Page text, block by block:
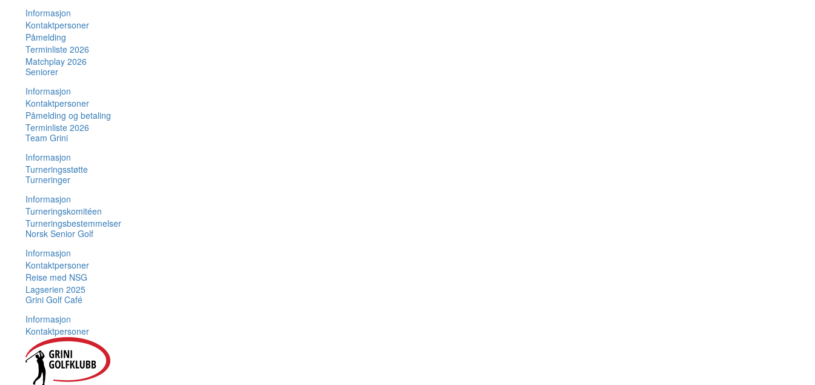
Informasjon
Kontaktpersoner
Påmelding
Terminliste 2026
Matchplay 2026
Seniorer
Informasjon
Kontaktpersoner
Påmelding og betaling
Terminliste 2026
Team Grini
Informasjon
Turneringsstøtte
Turneringer
Informasjon
Turneringskomitéen
Turneringsbestemmelser
Norsk Senior Golf
Informasjon
Kontaktpersoner
Reise med NSG
Lagserien 2025
Grini Golf Café
Informasjon
Kontaktpersoner